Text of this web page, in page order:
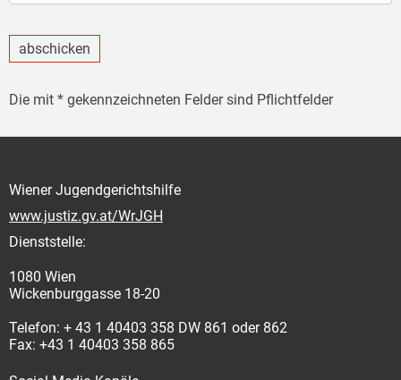
abschicken
Die mit * gekennzeichneten Felder sind Pflichtfelder
Wiener Jugendgerichtshilfe
www.justiz.gv.at/WrJGH
Dienststelle:
1080 Wien
Wickenburggasse 18-20
Telefon: + 43 1 40403 358 DW 861 oder 862
Fax: +43 1 40403 358 865